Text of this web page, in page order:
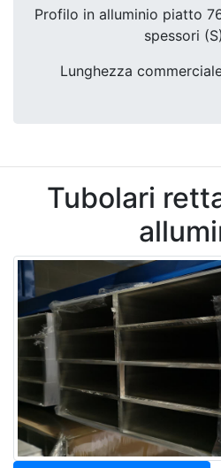
Profilo in alluminio piatto
spessori
Lunghezza
Tubolari